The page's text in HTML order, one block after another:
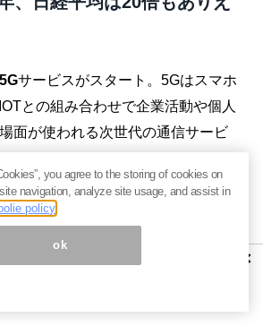
5Gサービスがスタート。5Gはスマホ
との組み合わせで企業活動や個人
面が使われる次世代の通信サービ
ですが、だからこそ米国の6～7割
を飛躍的に引き上げるチャンス到
生産性の大幅向上が実現できれ
当然反映されてきます。いまその
×
you agree to the storing of cookies on
navigation, analyze site usage, and assist in
policy
ok